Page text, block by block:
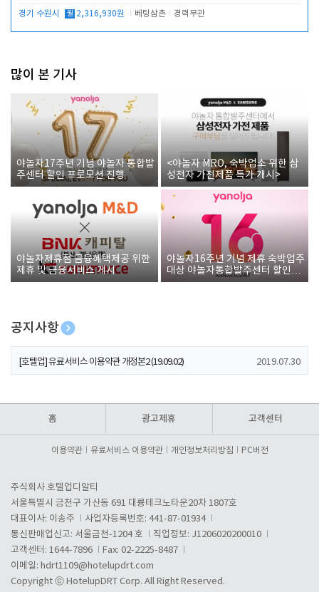
경기 수원시 월 2,316,930원 베팅삼촌 경력무관
많이 본 기사
야놀자17주년 기념 야놀자 통합발
주센터 할인 프로모션 진행
<야놀자 MRO, 숙박업소 위한 삼
성전자 가전제품 특가 개시>
야놀자제휴점 금융혜택제공 위한
제휴 및 금융서비스 게시
야놀자16주년 기념 제휴 숙박업주
대상 야놀자통합발주센터 할인쿠
폰 증정
공지사항
[호텔업] 개인정보 처리방침 개정본1 (19.09.02)
[호텔업] 유료서비스 이용약관 개정본2 (19.09.02) 2019.07.30
홈 광고제휴 고객센터
이용약관 유료서비스 이용약관 개인정보처리방침 PC버전
주식회사 호텔업디알티
서울특별시 금천구 가산동 691 대륭테크노타운20차 1807호
대표이사: 이송주
사업자등록번호: 441-87-01934
통신판매업신고: 서울금천-1204 호
직업정보: J1206020200010
고객센터: 1644-7896
Fax: 02-2225-8487
이메일: hdrt1109@hotelupdrt.com
Copyright ⓒ HotelupDRT Corp. All Right Reserved.